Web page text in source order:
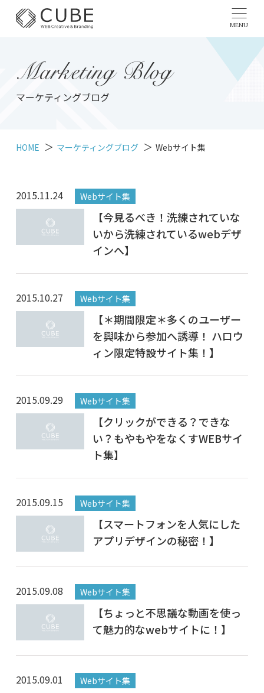
MENU
Marketing Blog
マーケティングブログ
HOME マーケティングブログ Webサイト集
2015.11.24 Webサイト集
【今見るべき！洗練されていな
いから洗練されているwebデザ
インへ】
2015.10.27 Webサイト集
【＊期間限定＊多くのユーザー
を興味から参加へ誘導！ ハロウ
ィン限定特設サイト集！】
2015.09.29 Webサイト集
【クリックができる？できな
い？もやもやをなくすWEBサイ
ト集】
2015.09.15 Webサイト集
【スマートフォンを人気にした
アプリデザインの秘密！】
2015.09.08 Webサイト集
【ちょっと不思議な動画を使っ
て魅力的なwebサイトに！】
2015.09.01 Webサイト集